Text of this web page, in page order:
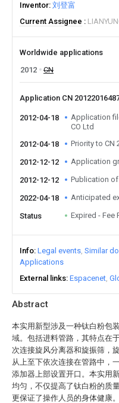
Abstract
本实用新型涉及一种钛白粉包
域。包括进料管路，其特点在
次连接旋风分离器和旋振筛，
从上至下依次连接在管路中，
添加器上部设置开口。本实用
均匀，不仅提高了钛白粉的质
更保证了操作人员的身体健康。
Inventor 刘登富
Current Assignee
Worldwide applications
2012
CN
Application CN
2012-04-18
Application
CO Ltd
2012-04-18
Priority to CN
2012-12-12 Application
2012-12-12 Publication of
2022-04-18 Anticipated
Status Expired - Fee
Info Legal events Similar
Applications
External links Espacenet